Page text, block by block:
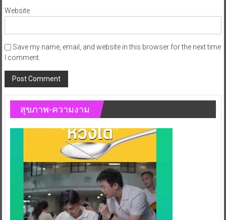
Website
Save my name, email, and website in this browser for the next time
I comment.
สุขภาพ-ความงาม